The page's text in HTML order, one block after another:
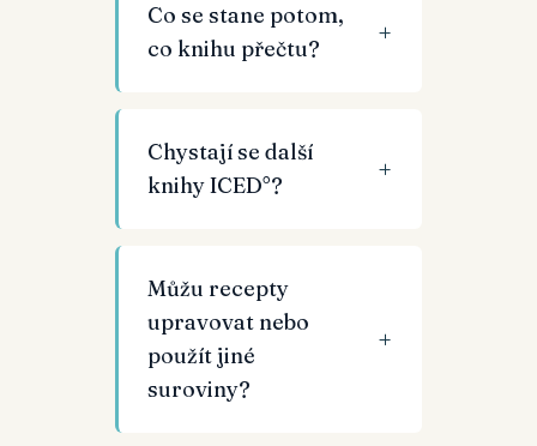
Co se stane potom,
co knihu přečtu?
Chystají se další
knihy ICED°?
Můžu recepty
upravovat nebo
použít jiné
suroviny?